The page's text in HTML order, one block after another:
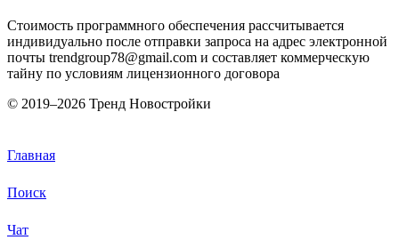
Стоимость программного обеспечения рассчитывается
индивидуально после отправки запроса на адрес электронной
почты trendgroup78@gmail.com и составляет коммерческую
тайну по условиям лицензионного договора
© 2019–2026 Тренд Новостройки
Главная
Поиск
Чат